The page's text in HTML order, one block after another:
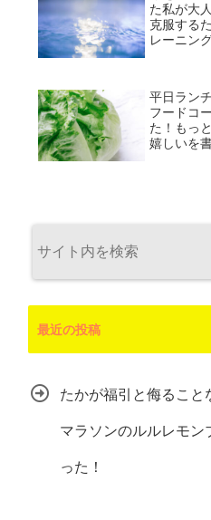
た私が大
克服する
レーニン
平日ラン
フードコ
た！もっ
嬉しいを
最近の投稿
たかが福引と侮ること
マラソンのルルレモン
った！